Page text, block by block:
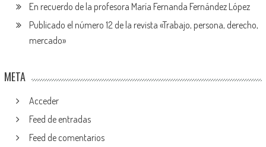
En recuerdo de la profesora María Fernanda Fernández López
Publicado el número 12 de la revista «Trabajo, persona, derecho,
mercado»
META
Acceder
Feed de entradas
Feed de comentarios